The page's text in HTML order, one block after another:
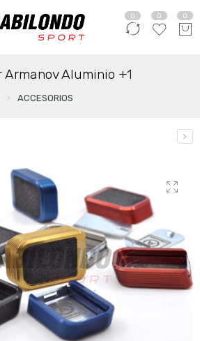
0 0 0
Armanov Aluminio +1
ACCESORIOS